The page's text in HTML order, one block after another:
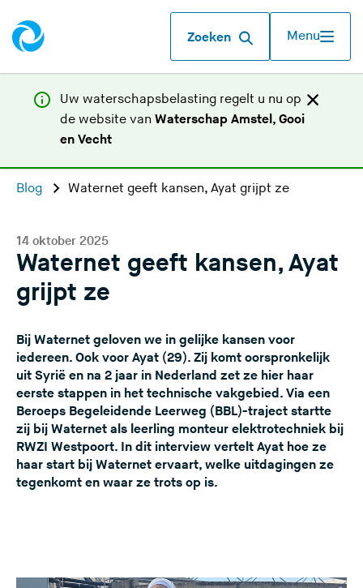
Zoeken Menu
Uw waterschapsbelasting regelt u nu op
de website van Waterschap Amstel, Gooi
en Vecht(
a
e
z
e
s
i
t
e
)
Blog Waternet geeft kansen, Ayat grijpt ze
Waternet geeft kansen, Ayat
grijpt ze
14 oktober 2025
Bij Waternet geloven we in gelijke kansen voor
iedereen. Ook voor Ayat (29). Zij komt oorspronkelijk
uit Syrië en na 2 jaar in Nederland zet ze hier haar
eerste stappen in het technische vakgebied. Via een
Beroeps Begeleidende Leerweg (BBL)-traject startte
zij bij Waternet als leerling monteur elektrotechniek bij
RWZI Westpoort. In dit interview vertelt Ayat hoe ze
haar start bij Waternet ervaart, welke uitdagingen ze
tegenkomt en waar ze trots op is.